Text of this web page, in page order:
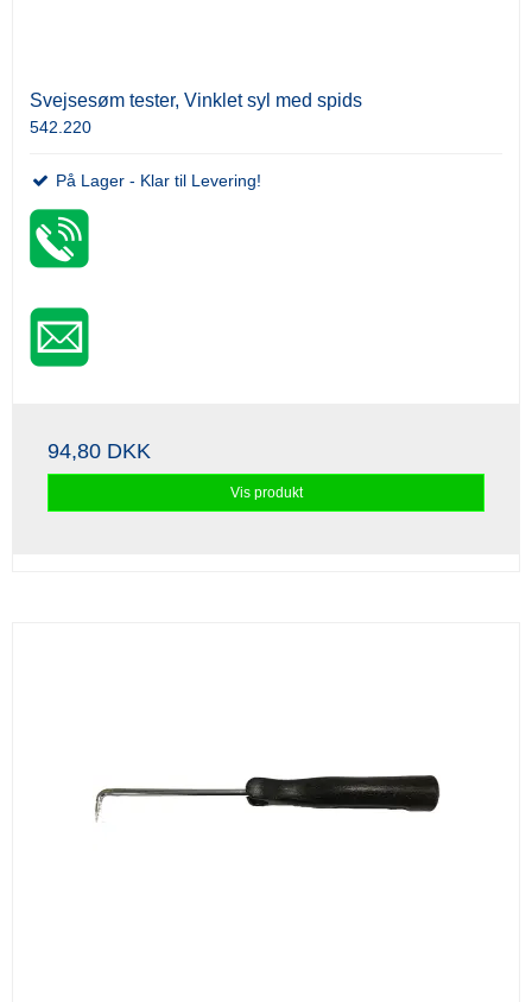
Svejsesøm tester, Vinklet syl med spids
542.220
På Lager - Klar til Levering!
94,80 DKK
Vis produkt